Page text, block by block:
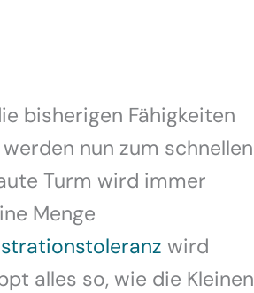
bisherigen Fähigkeiten
nun zum schnellen
Turm wird immer
Menge
wird
alles so, wie die Kleinen